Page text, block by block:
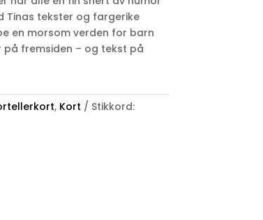
Tinas tekster og fargerike
en morsom verden for barn
fremsiden – og tekst på
, Kort
Stikkord: